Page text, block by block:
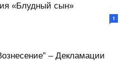
«Блудный сын»
1
– Декламации